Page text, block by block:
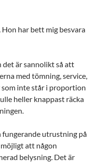
har bett mig besvara
det är sannolikt så att
med tömning, service,
som inte står i proportion
heller knappast räcka
utrustning på
att någon
belysning. Det är